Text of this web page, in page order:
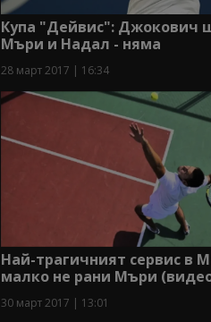
Купа "Дейвис": Джокович
Мъри и Надал - няма
28 март 2017 | 16:34
Най-трагичният сервис в
малко не рани Мъри
30 март 2017 | 13:01